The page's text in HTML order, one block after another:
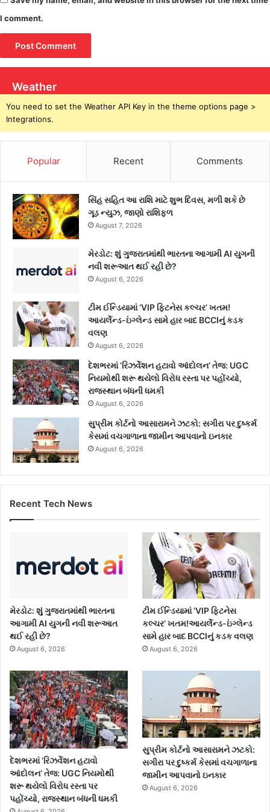
I comment.
Weather
You need to set the Weather API Key in the theme options page >
Integrations.
Popular Recent Comments
સિંહ સહિત આ રાશિ માટે શુભ દિવસ, મળી શકે છે
ગૂડ ન્યુઝ, જાણો રાશિફળ
August 7, 2026
મેરડોટ: શું ગુજરાતમાંથી ભારતના આગામી AI યુગની
નવી શરૂઆત થઈ રહી છે?
August 6, 2026
ટીમ ઈન્ડિયામાં ‘VIP ફિટનેસ કલ્ચર’ ખતમ!
આયર્લેન્ડ-ઇંગ્લેન્ડ સામે હાર બાદ BCCIનું કડક
વલણ
August 6, 2026
દેશભરમાં ‘રિઝર્વેશન હટાવો આંદોલન’ તેજ: UGC
નિયમોથી શરૂ થયેલો વિરોધ રસ્તા પર પહોંચ્યો,
રાજસ્થાન બંધની ધમકી
August 6, 2026
સુપ્રીમ કોર્ટનો આસારામને ઝટકો: સગીરા પર દુષ્કર્મ
કેસમાં વચગાળાના જામીન આપવાનો ઇનકાર
August 6, 2026
Recent Tech News
મેરડોટ: શું ગુજરાતમાંથી ભારતના
આગામી AI યુગની નવી શરૂઆત
થઈ રહી છે?
August 6, 2026
ટીમ ઈન્ડિયામાં ‘VIP ફિટનેસ
કલ્ચર’ ખતમ!આયર્લેન્ડ-ઇંગ્લેન્ડ
સામે હાર બાદ BCCIનું કડક વલણ
August 6, 2026
દેશભરમાં ‘રિઝર્વેશન હટાવો
આંદોલન’ તેજ: UGC નિયમોથી
શરૂ થયેલો વિરોધ રસ્તા પર
પહોંચ્યો, રાજસ્થાન બંધની ધમકી
સુપ્રીમ કોર્ટનો આસારામને ઝટકો:
સગીરા પર દુષ્કર્મ કેસમાં વચગાળાના
જામીન આપવાનો ઇનકાર
August 6, 2026